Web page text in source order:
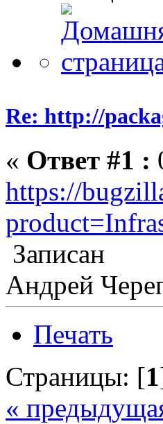
Re: http://
« Ответ #1 :
https://
Записан
Андрей
Печать
Страницы: [1
«